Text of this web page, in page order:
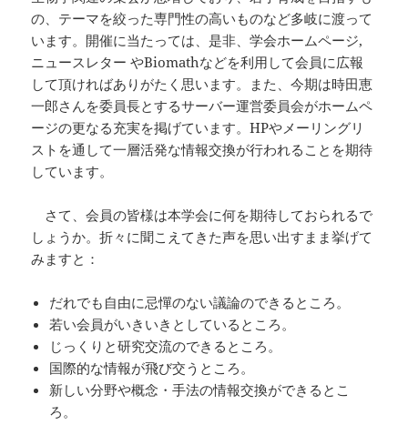
の、テーマを絞った専門性の高いものなど多岐に渡って
います。開催に当たっては、是非、学会ホームページ,
ニュースレター やBiomathなどを利用して会員に広報
して頂ければありがたく思います。また、今期は時田恵
一郎さんを委員長とするサーバー運営委員会がホームペ
ージの更なる充実を掲げています。HPやメーリングリ
ストを通して一層活発な情報交換が行われることを期待
しています。
さて、会員の皆様は本学会に何を期待しておられるで
しょうか。折々に聞こえてきた声を思い出すまま挙げて
みますと：
だれでも自由に忌憚のない議論のできるところ。
若い会員がいきいきとしているところ。
じっくりと研究交流のできるところ。
国際的な情報が飛び交うところ。
新しい分野や概念・手法の情報交換ができるとこ
ろ。